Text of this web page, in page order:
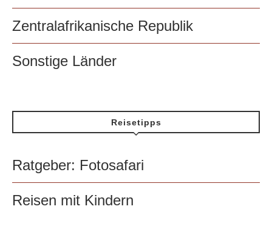
Zentralafrikanische Republik
Sonstige Länder
Reisetipps
Ratgeber: Fotosafari
Reisen mit Kindern